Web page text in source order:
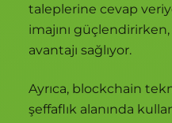
taleplerine cevap
imajını
avantajı sağlıyor.
Ayrıca, blockchain
şeffaflık alanında